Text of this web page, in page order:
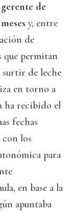
de
y, entre
de
que permitan
surtir de leche
en torno a
ha recibido el
fechas
los
para
en base a la
apuntaba